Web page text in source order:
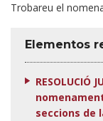
Trobareu el
Elementos
RESOLUCIÓ
seccions de